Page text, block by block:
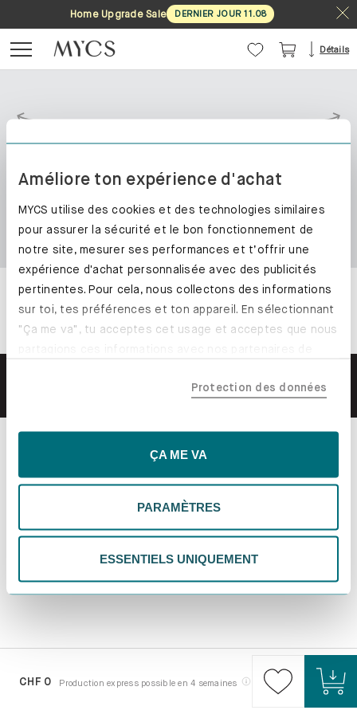
Améliore ton expérience d'achat
MYCS utilise des cookies et des technologies similaires
pour assurer la sécurité et le bon fonctionnement de
notre site, mesurer ses performances et t’offrir une
expérience d'achat personnalisée avec des publicités
pertinentes. Pour cela, nous collectons des informations
sur toi, tes préférences et ton appareil. En sélectionnant
"Ça me va", tu acceptes cet usage et acceptes que nous
tes données pourraient être traitées en dehors de l'UE,
essentiels, ce qui pourrait limiter les contenus
tes préférences. Tu peux modifier tes choix à tout
moment. Pour plus d'informations, consulte notre
politique de confidentialité.
Protection des données
ÇA ME VA
PARAMÈTRES
ESSENTIELS UNIQUEMENT
Home Upgrade Sale DERNIER JOUR 11.08
Home Upgrade Sale DERNIER JOUR 11.08
Détails
CHF 0 Production express possible en 4 semaines